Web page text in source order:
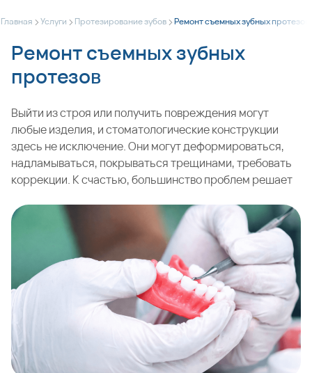
Главная >Услуги > Протезирование зубов >Ремонт съемных зубных протезов
Ремонт съемных зубных
протезов
Выйти из строя или получить повреждения могут
любые изделия, и стоматологические конструкции
здесь не исключение. Они могут деформироваться,
надламываться, покрываться трещинами, требовать
коррекции. К счастью, большинство проблем решает
стоматологической клинике или зуботехнической
лаборатории. Поэтому при появлении дефектов
любого типа стоит показать конструкцию
специалисту. Если ее установка производилась в
одной из наших стоматологий в Москве, обращайтесь
к своему врачу-протезисту.